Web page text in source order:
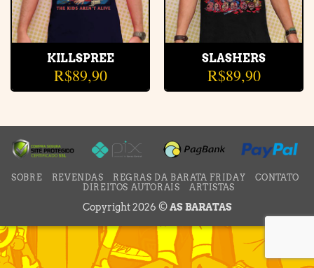
KILLSPREE
R$89,90
SLASHERS
R$89,90
SOBRE REVENDAS REGRAS DA BARATA FRIDAY
CONTATO
DIREITOS AUTORAIS
ARTISTAS
Copyright 2026 ©AS BARATAS